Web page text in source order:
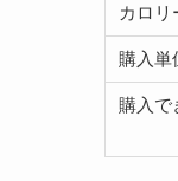
カロリ
購入単
購入で